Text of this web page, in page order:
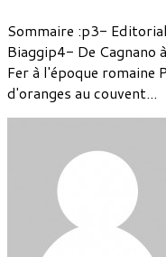
Sommaire :p3-
Biaggip4- De Cagnano
Fer à l'époque
d'oranges au couvent...